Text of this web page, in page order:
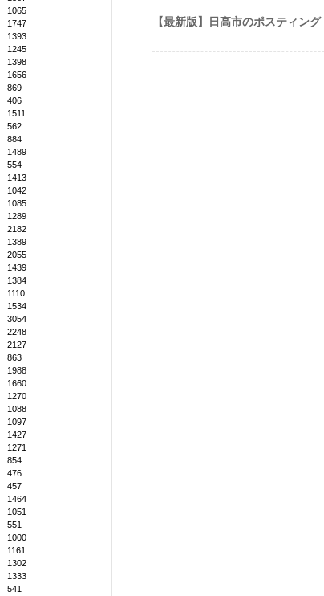
1065
1747
1393
1245
1398
1656
869
406
1511
562
884
1489
554
1413
1042
1085
1289
2182
1389
2055
1439
1384
1110
1534
3054
2248
2127
863
1988
1660
1270
1088
1097
1427
1271
854
476
457
1464
1051
551
1000
1161
1302
1333
541
【最新版】日高市のポスティング